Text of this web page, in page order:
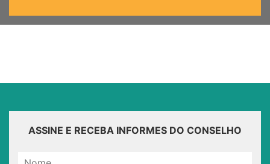
ASSINE E RECEBA INFORMES DO CONSELHO